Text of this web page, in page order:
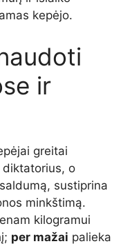
kepėjo.
ir
greitai
o
sustiprina
minkštimą.
kilogramui
per mažai palieka